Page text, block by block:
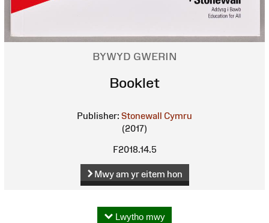
BYWYD GWERIN
Booklet
Publisher: Stonewall Cymru
(2017)
F2018.14.5
Mwy am yr eitem hon
Lwytho mwy